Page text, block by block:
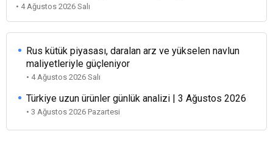
• 4 Ağustos 2026 Salı
Rus kütük piyasası, daralan arz ve yükselen navlun
maliyetleriyle güçleniyor
• 4 Ağustos 2026 Salı
Türkiye uzun ürünler günlük analizi | 3 Ağustos 2026
• 3 Ağustos 2026 Pazartesi